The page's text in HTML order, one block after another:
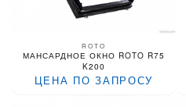
ROTO
МАНСАРДНОЕ ОКНО ROTO R75
K200
ЦЕНА ПО ЗАПРОСУ